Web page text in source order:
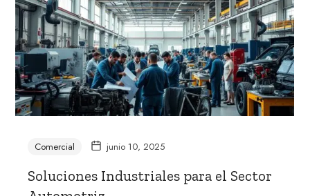
Comercial junio 10, 2025
Soluciones Industriales para el Sector